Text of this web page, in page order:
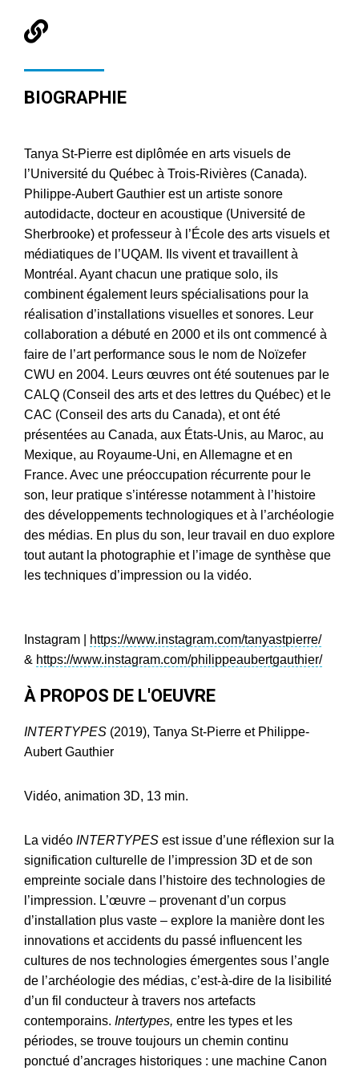
BIOGRAPHIE
Tanya St-Pierre est diplômée en arts visuels de
l’Université du Québec à Trois-Rivières (Canada).
Philippe-Aubert Gauthier est un artiste sonore
autodidacte, docteur en acoustique (Université de
Sherbrooke) et professeur à l’École des arts visuels et
médiatiques de l’UQAM. Ils vivent et travaillent à
Montréal. Ayant chacun une pratique solo, ils
combinent également leurs spécialisations pour la
réalisation d’installations visuelles et sonores. Leur
collaboration a débuté en 2000 et ils ont commencé à
faire de l’art performance sous le nom de Noïzefer
CWU en 2004. Leurs œuvres ont été soutenues par le
CALQ (Conseil des arts et des lettres du Québec) et le
CAC (Conseil des arts du Canada), et ont été
présentées au Canada, aux États-Unis, au Maroc, au
Mexique, au Royaume-Uni, en Allemagne et en
France. Avec une préoccupation récurrente pour le
son, leur pratique s’intéresse notamment à l’histoire
des développements technologiques et à l’archéologie
des médias. En plus du son, leur travail en duo explore
tout autant la photographie et l’image de synthèse que
les techniques d’impression ou la vidéo.
Instagram |
https://www.instagram.com/tanyastpierre/
& https://www.instagram.com/philippeaubertgauthier/
À PROPOS DE L'OEUVRE
INTERTYPES (2019), Tanya St-Pierre et Philippe-
Aubert Gauthier
Vidéo, animation 3D, 13 min.
La vidéo INTERTYPES est issue d’une réflexion sur la
signification culturelle de l’impression 3D et de son
empreinte sociale dans l’histoire des technologies de
l’impression. L’œuvre – provenant d’un corpus
d’installation plus vaste – explore la manière dont les
innovations et accidents du passé influencent les
cultures de nos technologies émergentes sous l’angle
de l’archéologie des médias, c’est-à-dire de la lisibilité
d’un fil conducteur à travers nos artefacts
contemporains. Intertypes, entre les types et les
périodes, se trouve toujours un chemin continu
ponctué d’ancrages historiques : une machine Canon